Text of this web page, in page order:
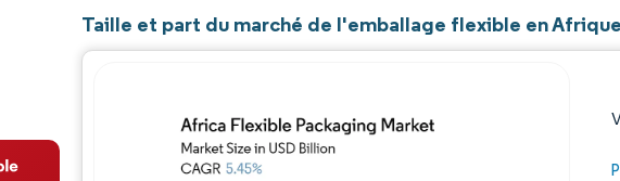
Taille et part du marché de l'emballage flexible en Afrique